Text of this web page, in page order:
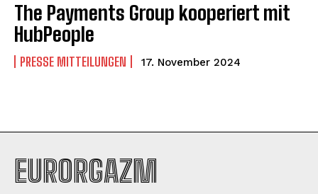
The Payments Group kooperiert mit
HubPeople
PRESSE MITTEILUNGEN 17. November 2024
EURORGAZM